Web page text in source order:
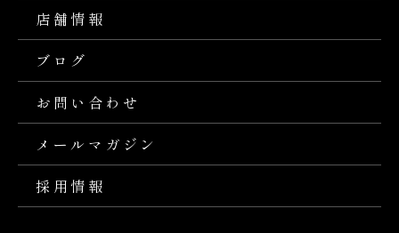
店舗情報
ブログ
お問い合わせ
メールマガジン
採用情報